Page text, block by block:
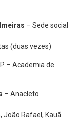
– Sede social
(duas vezes)
– Academia de
– Anacleto
João Rafael, Kauã